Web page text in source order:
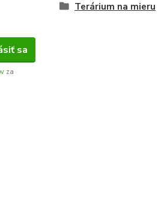
sa
za
Terárium na mieru